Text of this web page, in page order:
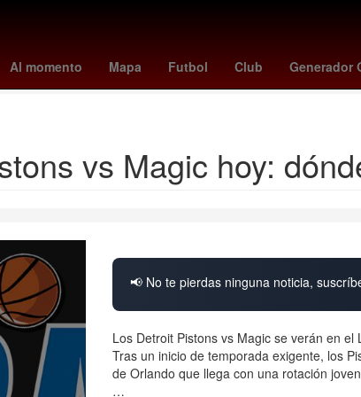
Al momento Mapa Futbol Club Generador
tigers - blue jays a que hora juega pumas vs pachuca
vs Magic hoy:
📢 No te pierdas ninguna noticia,
Los Detroit Pistons vs Magic se verán en
Tras un inicio de temporada exigente, los
de Orlando que llega con una rotación
…